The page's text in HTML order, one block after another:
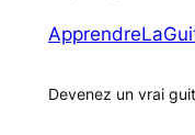
Devenez un vrai